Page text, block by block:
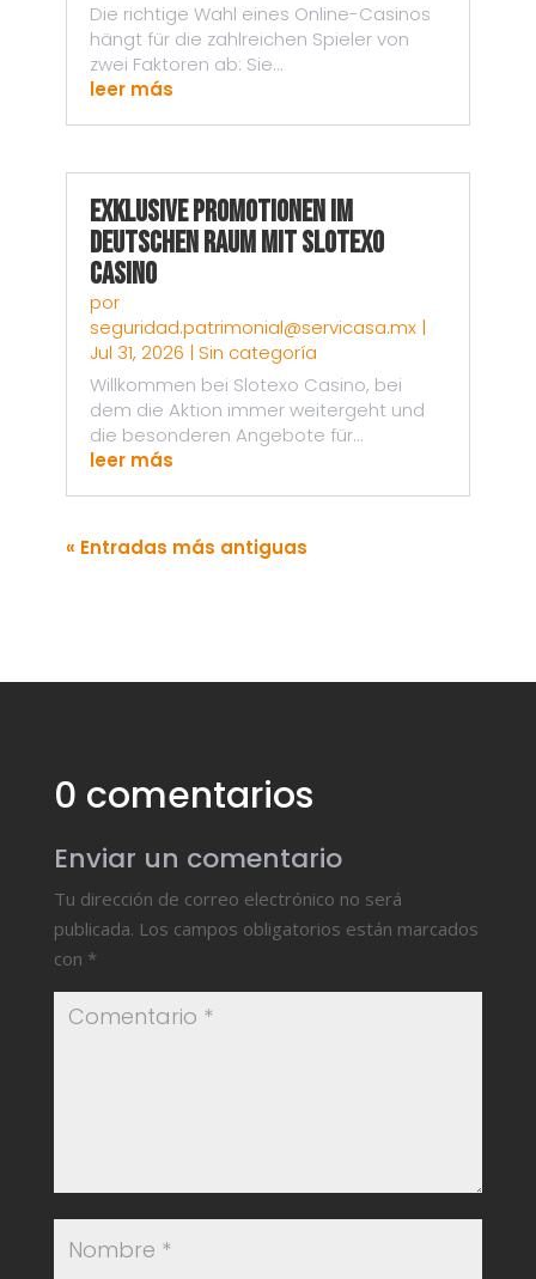
Die richtige Wahl eines Online-Casinos
hängt für die zahlreichen Spieler von
zwei Faktoren ab: Sie...
leer más
Exklusive Promotionen im
deutschen Raum mit Slotexo
Casino
por
seguridad.patrimonial@servicasa.mx|
Jul 31, 2026 | Sin categoría
Willkommen bei Slotexo Casino, bei
dem die Aktion immer weitergeht und
die besonderen Angebote für...
leer más
« Entradas más antiguas
0 comentarios
Enviar un comentario
Tu dirección de correo electrónico no será
publicada. Los campos obligatorios están marcados
con *